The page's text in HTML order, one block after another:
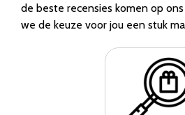
de beste recensies komen op
we de keuze voor jou een stuk